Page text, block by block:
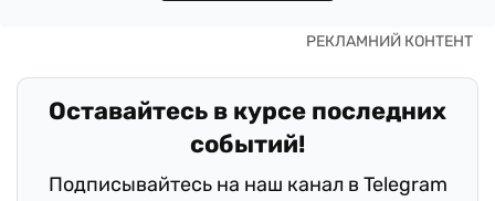
Оставайтесь в курсе последних
событий!
Подписывайтесь на наш канал в Telegram